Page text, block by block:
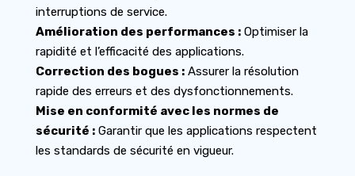
interruptions de service.
Amélioration des performances :Optimiser la
rapidité et l’efficacité des applications.
Correction des bogues :Assurer la résolution
rapide des erreurs et des dysfonctionnements.
Mise en conformité avec les normes de
sécurité :Garantir que les applications respectent
les standards de sécurité en vigueur.